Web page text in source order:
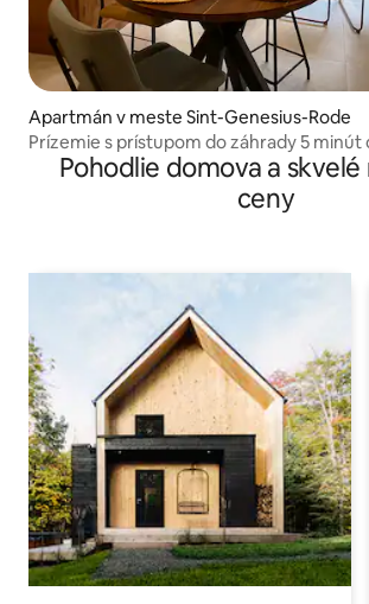
Apartmán v meste Sint-Genesius-Rode
Prízemie s prístupom do záhrady 5 minút
stanice
Pohodlie domova a
ceny